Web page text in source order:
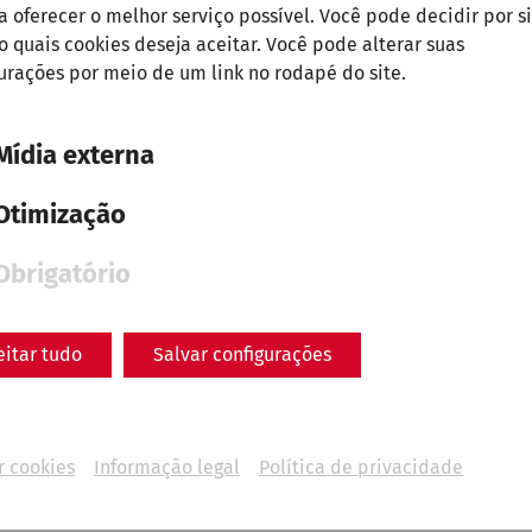
oferecer o melhor serviço possível. Você pode decidir por si
quais cookies deseja aceitar. Você pode alterar suas
por meio de um link no rodapé do site.
externa
tudo Salvar configurações
cookies Informação legal Política de privacidade
tours in German, this season we offer
guided
15:00o'clock
(Veľkonočný piatok)
(Veľkonočná nedeľa)